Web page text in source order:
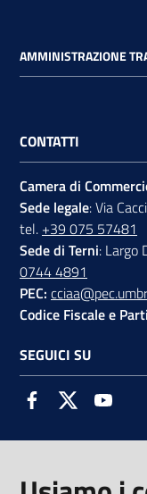
AMMINISTRAZIONE
CONTATTI
Camera di
Sede legale: Via
tel. +39 075 57481
Sede di Terni: Largo
0744 4891
PEC:
Codice Fiscale e
SEGUICI SU
FacebookTwitter
AMMINISTRAZIONE